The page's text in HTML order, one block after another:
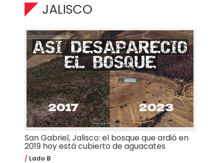
JALISCO
San Gabriel, Jalisco: el bosque que ardió en
2019 hoy está cubierto de aguacates
Lado B